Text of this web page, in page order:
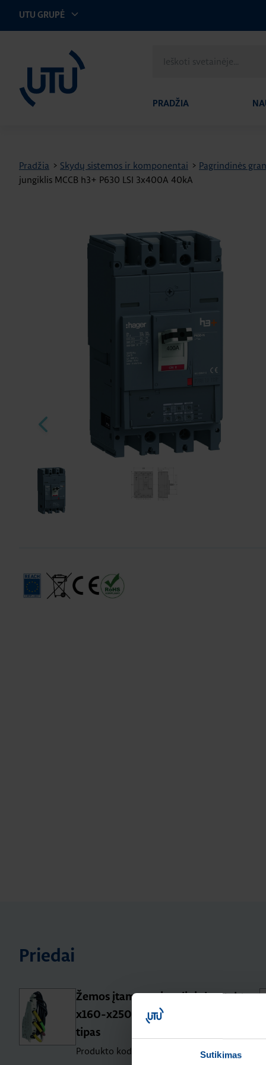
Sutikimas
UTU GRUPĖ
svetainėje
PRADŽIA
Pradžia > Skydų sistemos ir komponentai > Pagrindinės
jungiklis MCCB h3+ P630 LSI 3x400A 40kA
Priedai
Žemos įtampos signalinis kontaktas,
x160-x250, 1NA+1NU, 125V, AC
tipas
Produkto kodas: HXA026H